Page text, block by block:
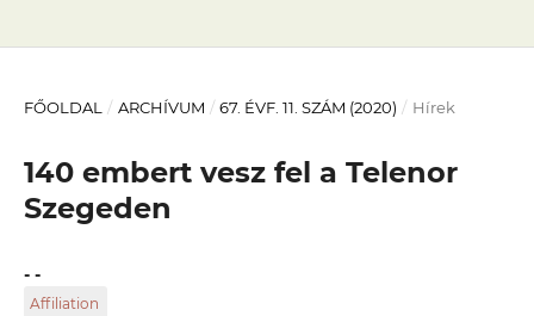
FŐOLDAL / ARCHÍVUM / 67. ÉVF. 11. SZÁM (2020) / Hírek
140 embert vesz fel a Telenor
Szegeden
- -
Affiliation